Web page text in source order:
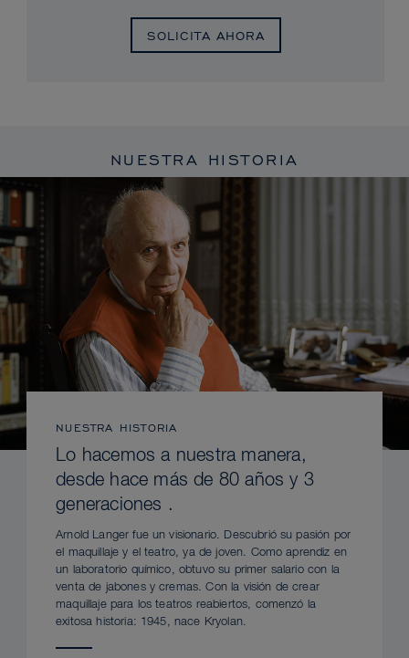
SOLICITA AHORA
NUESTRA HISTORIA
NUESTRA HISTORIA
Lo hacemos a nuestra manera,
desde hace más de 80 años y 3
generaciones .
Arnold Langer fue un visionario. Descubrió su pasión por
el maquillaje y el teatro, ya de joven. Como aprendiz en
un laboratorio químico, obtuvo su primer salario con la
venta de jabones y cremas. Con la visión de crear
maquillaje para los teatros reabiertos, comenzó la
exitosa historia: 1945, nace Kryolan.